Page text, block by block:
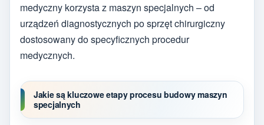
medyczny korzysta z maszyn specjalnych – od
urządzeń diagnostycznych po sprzęt chirurgiczny
dostosowany do specyficznych procedur
medycznych.
Jakie są kluczowe etapy procesu budowy maszyn
specjalnych